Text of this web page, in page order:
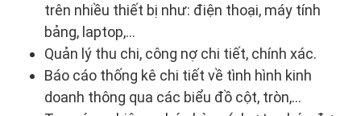
trên nhiều thiết bị như: điện thoại, máy tính
bảng, laptop,...
Quản lý thu chi, công nợ chi tiết, chính xác.
Báo cáo thống kê chi tiết về tình hình kinh
doanh thông qua các biểu đồ cột, tròn,...